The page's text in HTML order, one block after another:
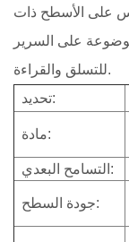
على الأسطح ذات
على السرير
للتسلق والقراءة.
تحديد:
مادة:
التسامح البعدي:
جودة السطح: